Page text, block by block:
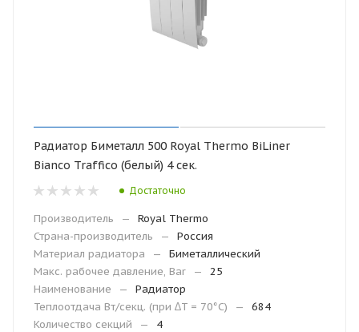
Радиатор Биметалл 500 Royal Thermo BiLiner
Bianco Traffico (белый) 4 сек.
Достаточно
Производитель —
Royal Thermo
Страна-производитель
—
Россия
Материал радиатора
—
Биметаллический
Макс. рабочее давление, Bar
—
25
Наименование
—
Радиатор
Теплоотдача Вт/секц. (при ∆T = 70°C)
—
684
Количество секций
—
4